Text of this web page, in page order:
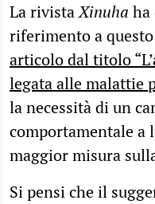
La rivistaXinuha ha
riferimento a
articolo dal titolo
legata alle malattie
la necessità di un
comportamentale
maggior misura
Si pensi che il